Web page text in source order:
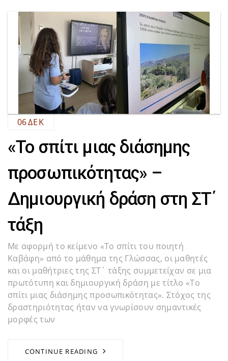
06ΔΕΚ
«Το σπίτι μιας διάσημης
προσωπικότητας» –
Δημιουργική δράση στη ΣΤ΄
τάξη
Με αφορμή το κείμενο «Το σπίτι του ποιητή
Καβάφη» από το μάθημα της Γλώσσας, οι μαθητές
και οι μαθήτριες της ΣΤ΄ τάξης συμμετείχαν σε μια
πρωτότυπη και δημιουργική δράση με τίτλο «Το
σπίτι μιας διάσημης προσωπικότητας». Στόχος της
δραστηριότητας ήταν να γνωρίσουν σημαντικές
μορφές των
CONTINUE READING